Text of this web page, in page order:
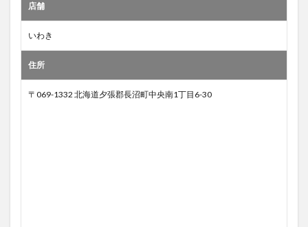
店舗
いわき
住所
〒069-1332 北海道夕張郡長沼町中央南1丁目6-30